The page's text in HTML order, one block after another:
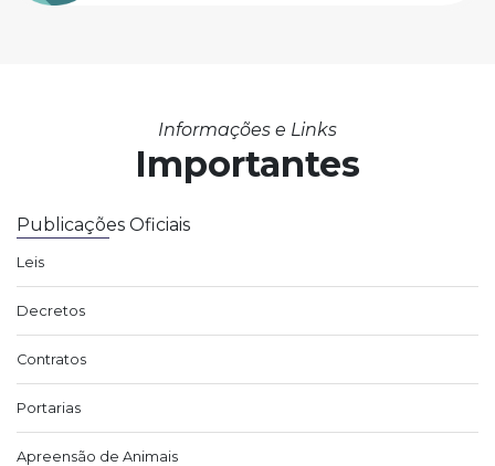
Informações e Links
Importantes
Publicações Oficiais
Leis
Decretos
Contratos
Portarias
Apreensão de Animais